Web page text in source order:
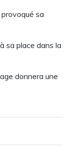
sa
sa place dans la
donnera une